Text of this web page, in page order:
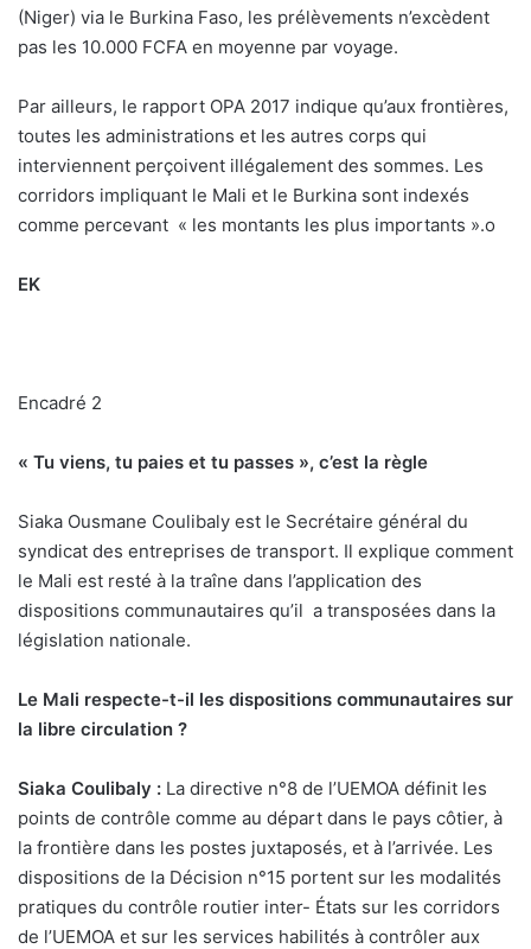
(Niger) via le Burkina Faso, les prélèvements n’excèdent
pas les 10.000 FCFA en moyenne par voyage.
Par ailleurs, le rapport OPA 2017 indique qu’aux frontières,
toutes les administrations et les autres corps qui
interviennent perçoivent illégalement des sommes. Les
corridors impliquant le Mali et le Burkina sont indexés
comme percevant « les montants les plus importants ».o
EK
Encadré 2
« Tu viens, tu paies et tu passes », c’est la règle
Siaka Ousmane Coulibaly est le Secrétaire général du
syndicat des entreprises de transport. Il explique comment
le Mali est resté à la traîne dans l’application des
dispositions communautaires qu’il a transposées dans la
législation nationale.
Le Mali respecte-t-il les dispositions communautaires sur
la libre circulation ?
Siaka Coulibaly : La directive n°8 de l’UEMOA définit les
points de contrôle comme au départ dans le pays côtier, à
la frontière dans les postes juxtaposés, et à l’arrivée. Les
dispositions de la Décision n°15 portent sur les modalités
pratiques du contrôle routier inter- États sur les corridors
de l’UEMOA et sur les services habilités à contrôler aux